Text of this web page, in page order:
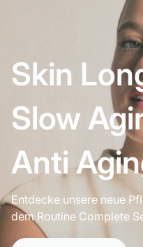
Skin
Slow
Anti
Entdecke unsere neue
dem Routine Complete